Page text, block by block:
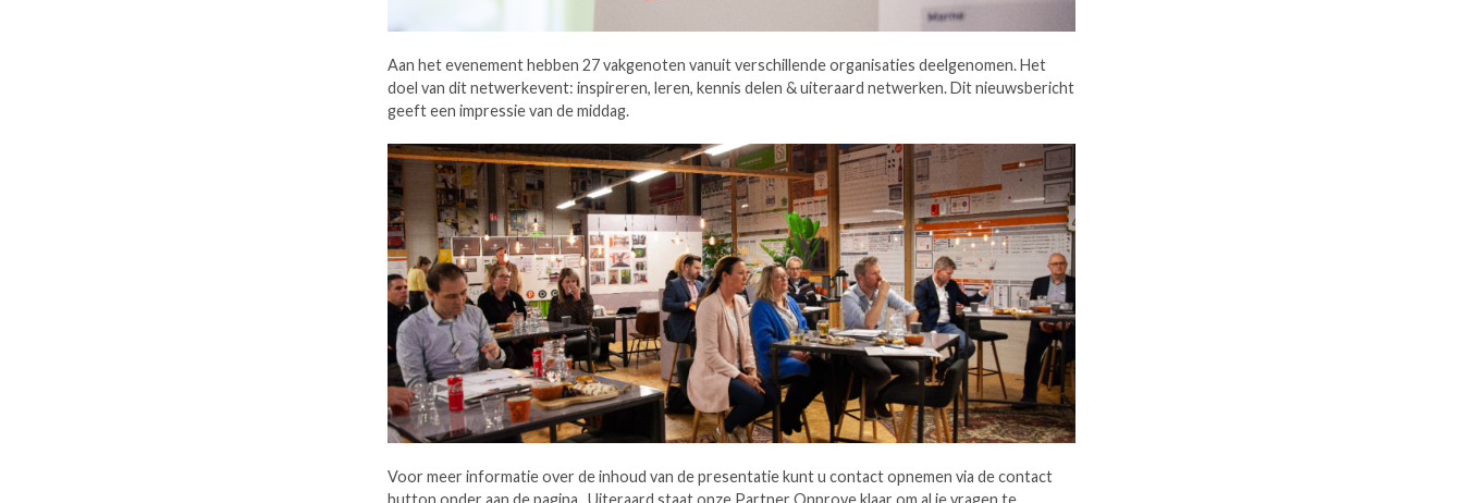
Aan het evenement hebben 27 vakgenoten vanuit verschillende organisaties deelgenomen. Het
doel van dit netwerkevent: inspireren, leren, kennis delen & uiteraard netwerken. Dit nieuwsbericht
geeft een impressie van de middag.
Voor meer informatie over de inhoud van de presentatie kunt u contact opnemen via de contact